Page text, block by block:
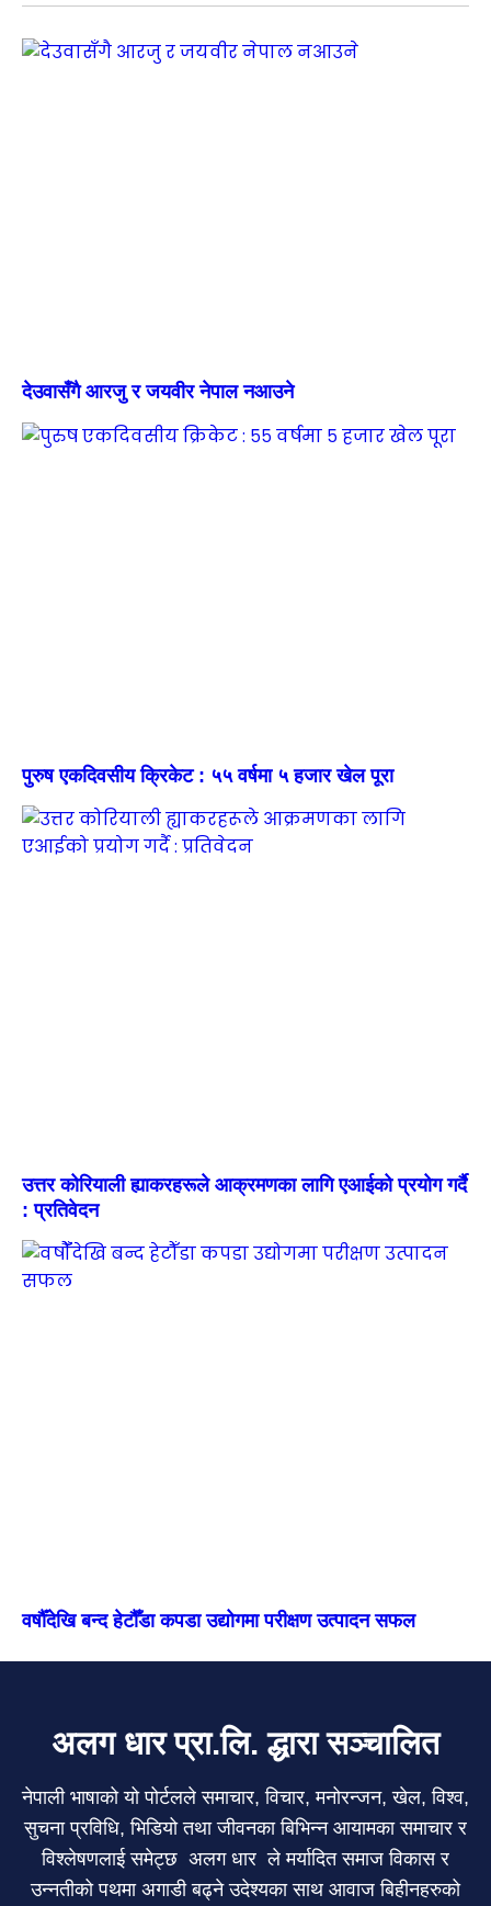
देउवासँगै आरजु र जयवीर नेपाल नआउने
पुरुष एकदिवसीय क्रिकेट : ५५ वर्षमा ५ हजार खेल पूरा
उत्तर कोरियाली ह्याकरहरूले आक्रमणका लागि एआईको प्रयोग गर्दै
: प्रतिवेदन
वर्षौँदेखि बन्द हेटौँडा कपडा उद्योगमा परीक्षण उत्पादन सफल
अलग धार प्रा.लि. द्धारा सञ्चालित
नेपाली भाषाको यो पोर्टलले समाचार, विचार, मनोरन्जन, खेल, विश्व,
सुचना प्रविधि, भिडियो तथा जीवनका बिभिन्न आयामका समाचार र
विश्लेषणलाई समेट्छ अलग धार ले मर्यादित समाज विकास र
उन्नतीको पथमा अगाडी बढ्ने उदेश्यका साथ आवाज बिहीनहरुको